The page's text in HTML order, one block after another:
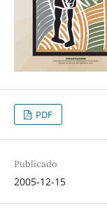
PDF
Publicado
2005-12-15